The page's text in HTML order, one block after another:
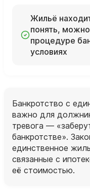
Жильё
понять, можно
процедуре
условиях
Банкротство с
важно для
тревога —
банкротстве».
единственное
связанные с
её стоимостью.